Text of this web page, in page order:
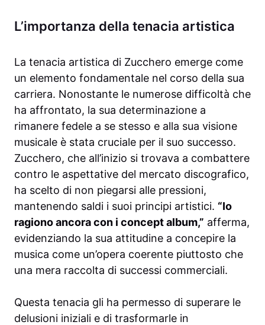
L’importanza della tenacia artistica
La tenacia artistica di Zucchero emerge come
un elemento fondamentale nel corso della sua
carriera. Nonostante le numerose difficoltà che
ha affrontato, la sua determinazione a
rimanere fedele a se stesso e alla sua visione
musicale è stata cruciale per il suo successo.
Zucchero, che all’inizio si trovava a combattere
contro le aspettative del mercato discografico,
ha scelto di non piegarsi alle pressioni,
mantenendo saldi i suoi principi artistici. “Io
ragiono ancora con i concept album,” afferma,
evidenziando la sua attitudine a concepire la
musica come un’opera coerente piuttosto che
una mera raccolta di successi commerciali.
Questa tenacia gli ha permesso di superare le
delusioni iniziali e di trasformarle in